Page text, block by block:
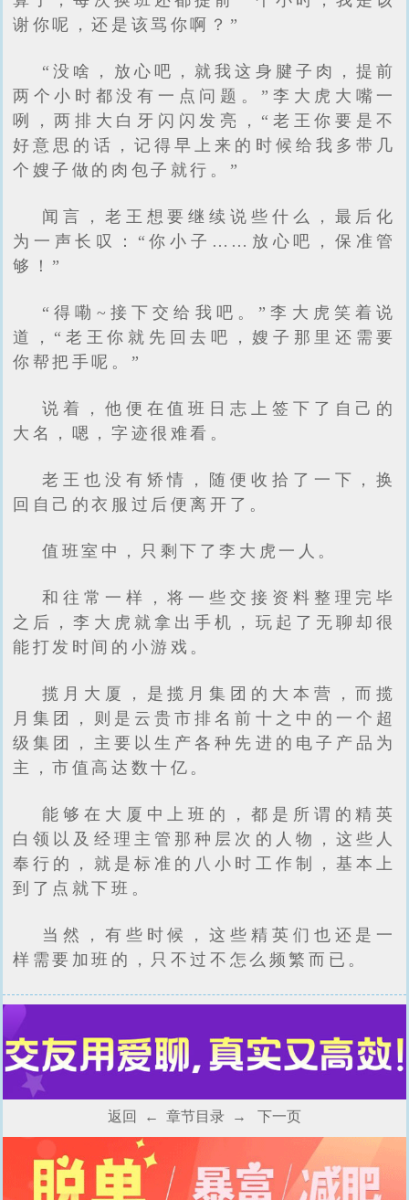
谢你呢，还是该骂你啊？”
“没啥，放心吧，就我这身腱子肉，提前
两个小时都没有一点问题。”李大虎大嘴一
咧，两排大白牙闪闪发亮，“老王你要是不
好意思的话，记得早上来的时候给我多带几
个嫂子做的肉包子就行。”
闻言，老王想要继续说些什么，最后化
为一声长叹：“你小子……放心吧，保准管
够！”
“得嘞~接下交给我吧。”李大虎笑着说
道，“老王你就先回去吧，嫂子那里还需要
你帮把手呢。”
说着，他便在值班日志上签下了自己的
大名，嗯，字迹很难看。
老王也没有矫情，随便收拾了一下，换
回自己的衣服过后便离开了。
值班室中，只剩下了李大虎一人。
和往常一样，将一些交接资料整理完毕
之后，李大虎就拿出手机，玩起了无聊却很
能打发时间的小游戏。
揽月大厦，是揽月集团的大本营，而揽
月集团，则是云贵市排名前十之中的一个超
级集团，主要以生产各种先进的电子产品为
主，市值高达数十亿。
能够在大厦中上班的，都是所谓的精英
白领以及经理主管那种层次的人物，这些人
奉行的，就是标准的八小时工作制，基本上
到了点就下班。
当然，有些时候，这些精英们也还是一
样需要加班的，只不过不怎么频繁而已。
返回 ← 章节目录 → 下一页